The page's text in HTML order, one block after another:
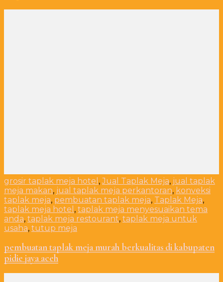
grosir taplak meja hotel ,Jual Taplak Meja, jual taplak
meja makan, jual taplak meja perkantoran, konveksi
taplak meja, pembuatan taplak meja, Taplak Meja,
taplak meja hotel , taplak meja menyesuaikan tema
anda, taplak meja restourant, taplak meja untuk
usaha, tutup meja
pembuatan taplak meja murah berkualitas di kabupaten
pidie jaya aceh